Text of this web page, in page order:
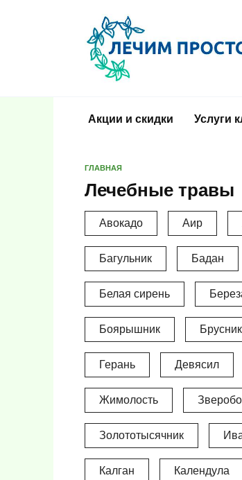
Акции и скидки Услуги
ГЛАВНАЯ
Лечебные травы
Авокадо Аир
Багульник Бадан
Белая сирень
Боярышник
Герань Девясил
Жимолость
Золототысячник
Калган Календула